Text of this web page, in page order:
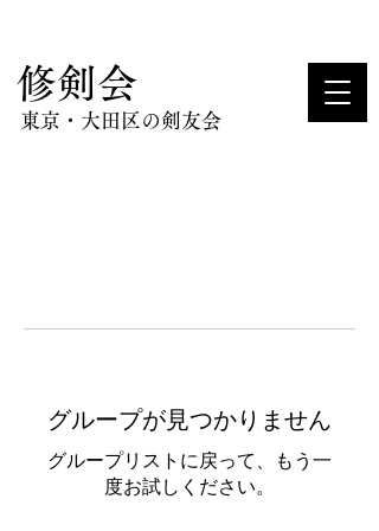
​修剣会
東京・大田区の剣友会
グループが見つかりません
グループリストに戻って、もう一
度お試しください。